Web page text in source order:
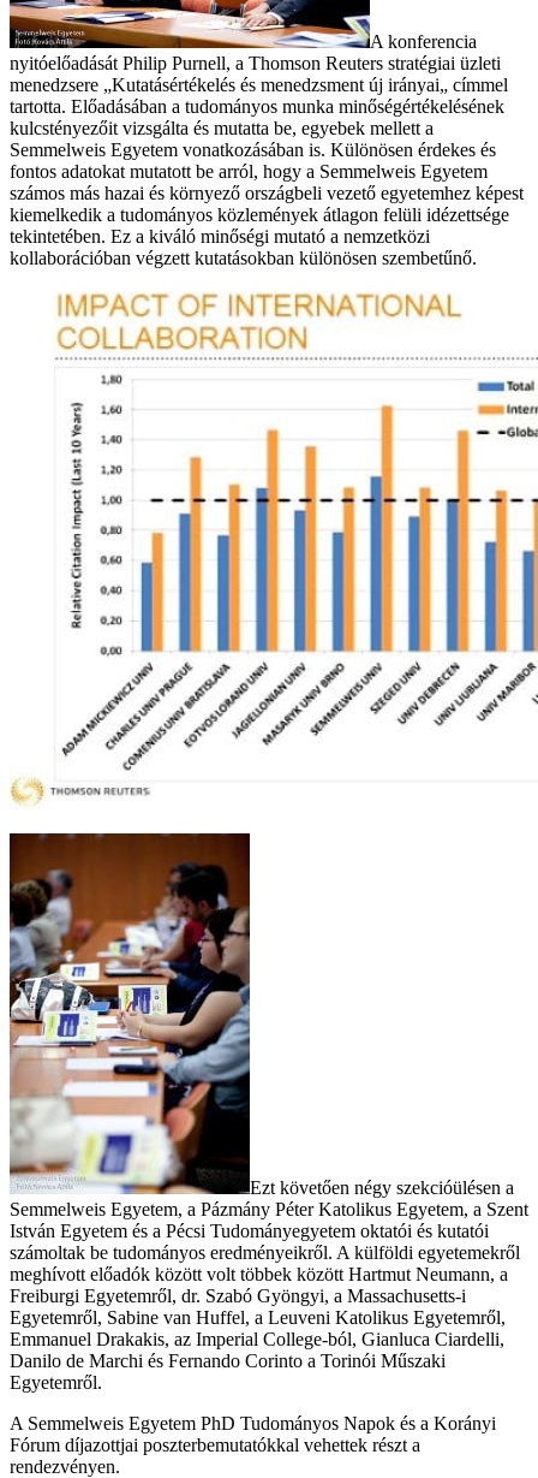
A konferencia
nyitóelőadását Philip Purnell, a Thomson Reuters stratégiai üzleti
menedzsere „Kutatásértékelés és menedzsment új irányai„ címmel
tartotta. Előadásában a tudományos munka minőségértékelésének
kulcstényezőit vizsgálta és mutatta be, egyebek mellett a
Semmelweis Egyetem vonatkozásában is. Különösen érdekes és
fontos adatokat mutatott be arról, hogy a Semmelweis Egyetem
számos más hazai és környező országbeli vezető egyetemhez képest
kiemelkedik a tudományos közlemények átlagon felüli idézettsége
tekintetében. Ez a kiváló minőségi mutató a nemzetközi
kollaborációban végzett kutatásokban különösen szembetűnő.
Ezt követően négy szekcióülésen a
Semmelweis Egyetem, a Pázmány Péter Katolikus Egyetem, a Szent
István Egyetem és a Pécsi Tudományegyetem oktatói és kutatói
számoltak be tudományos eredményeikről. A külföldi egyetemekről
meghívott előadók között volt többek között Hartmut Neumann, a
Freiburgi Egyetemről, dr. Szabó Gyöngyi, a Massachusetts-i
Egyetemről, Sabine van Huffel, a Leuveni Katolikus Egyetemről,
Emmanuel Drakakis, az Imperial College-ból, Gianluca Ciardelli,
Danilo de Marchi és Fernando Corinto a Torinói Műszaki
Egyetemről.
A Semmelweis Egyetem PhD Tudományos Napok és a Korányi
Fórum díjazottjai poszterbemutatókkal vehettek részt a
rendezvényen.